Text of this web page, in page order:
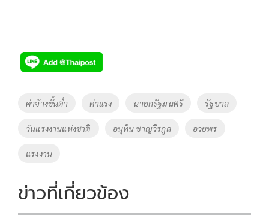
Tags
ค่าจ้างขั้นต่ำ ค่าแรง นายกรัฐมนตรี รัฐบาล
วันแรงงานแห่งชาติ อนุทิน ชาญวีรกูล อวยพร
แรงงาน
ข่าวที่เกี่ยวข้อง